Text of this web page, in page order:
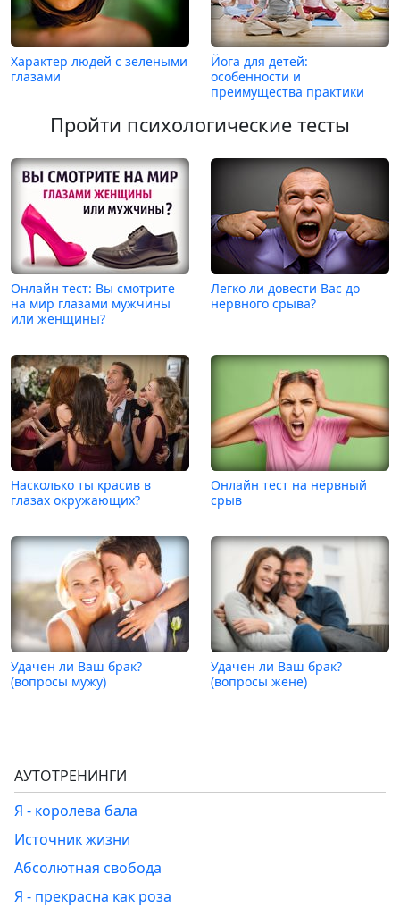
Характер людей с зелеными
глазами
Йога для детей:
особенности и
преимущества практики
Пройти психологические тесты
Онлайн тест: Вы смотрите
на мир глазами мужчины
или женщины?
Легко ли довести Вас до
нервного срыва?
Насколько ты красив в
глазах окружающих?
Онлайн тест на нервный
срыв
Удачен ли Ваш брак?
(вопросы мужу)
Удачен ли Ваш брак?
(вопросы жене)
АУТОТРЕНИНГИ
Я - королева бала
Источник жизни
Абсолютная свобода
Я - прекрасна как роза